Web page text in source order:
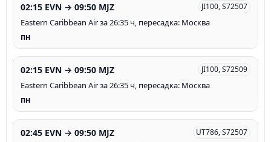
02:15 EVN → 09:50 MJZ JI100, S72507
Eastern Caribbean Air за 26:35 ч, пересадка: Москва
пн
02:15 EVN → 09:50 MJZ JI100, S72509
Eastern Caribbean Air за 26:35 ч, пересадка: Москва
пн
02:45 EVN → 09:50 MJZ UT786, S72507